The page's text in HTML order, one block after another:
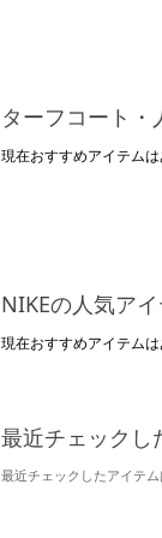
ターフコート
現在おすすめアイテムは
NIKEの人気ア
現在おすすめアイテムは
最近チェックし
最近チェックしたアイテム